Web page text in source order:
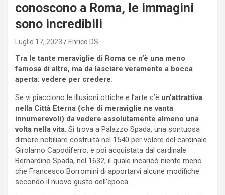
conoscono a Roma, le immagini
sono incredibili
Luglio 17, 2023 Enrico DS
Tra le tante meraviglie di Roma ce n’è una meno
famosa di altre, ma da lasciare veramente a bocca
aperta: vedere per credere.
Se vi piacciono le illusioni ottiche e l’arte c’è un’attrattiva
nella Città Eterna (che di meraviglie ne vanta
innumerevoli) da vedere assolutamente almeno una
volta nella vita. Si trova a Palazzo Spada, una sontuosa
dimore nobiliare costruita nel 1540 per volere del cardinale
Girolamo Capodiferro, e poi acquistata dal cardinale
Bernardino Spada, nel 1632, il quale incaricò niente meno
che Francesco Borromini di apportarvi alcune modifiche
secondo il nuovo gusto dell’epoca.